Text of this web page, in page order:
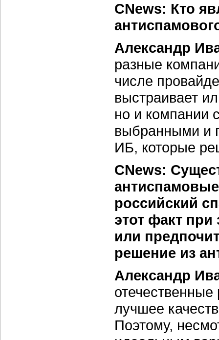
CNews: Кто
Александр
разные
числе
выстраивает
но и компании
выбранными и
ИБ, которые
CNews:
российский
этот факт
или
решение из
Александр
лучшее
Поэтому,